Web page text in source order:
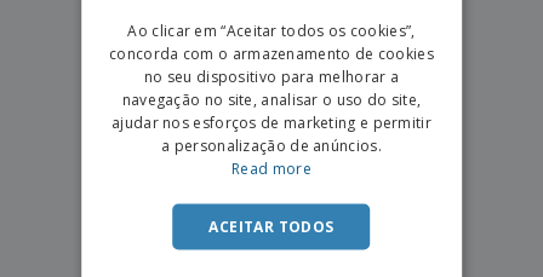
SPANISH
Ao clicar em “Aceitar todos os cookies”,
concorda com o armazenamento de cookies
no seu dispositivo para melhorar a
navegação no site, analisar o uso do site,
ajudar nos esforços de marketing e permitir
a personalização de anúncios.
Read more
ACEITAR TODOS